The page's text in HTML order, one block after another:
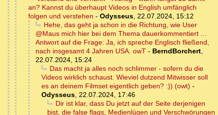
an? Kannst du überhaupt Videos in English umfänglich
folgen und verstehen - Odysseus, 22.07.2024, 15:12
Hehe, das geht ja schon in die Richtung, wie User
@Maus mich hier bei dem Thema dauerkommentiert ...
Antwort auf die Frage: Ja, ich spreche Englisch fließend,
nach insgesamt 4 Jahren USA. owT - BerndBorchert,
22.07.2024, 15:24
Das macht ja alles noch schlimmer - sofern du die
Videos wirklich schaust. Wieviel dutzend Mitwisser soll
es an deinem Filmset eigentlich geben? :)) (owt) -
Odysseus, 22.07.2024, 17:46
Dir ist klar, dass Du jetzt auf der Seite derjenigen
bist, die false flags, Medienlügen und Verschwörungen